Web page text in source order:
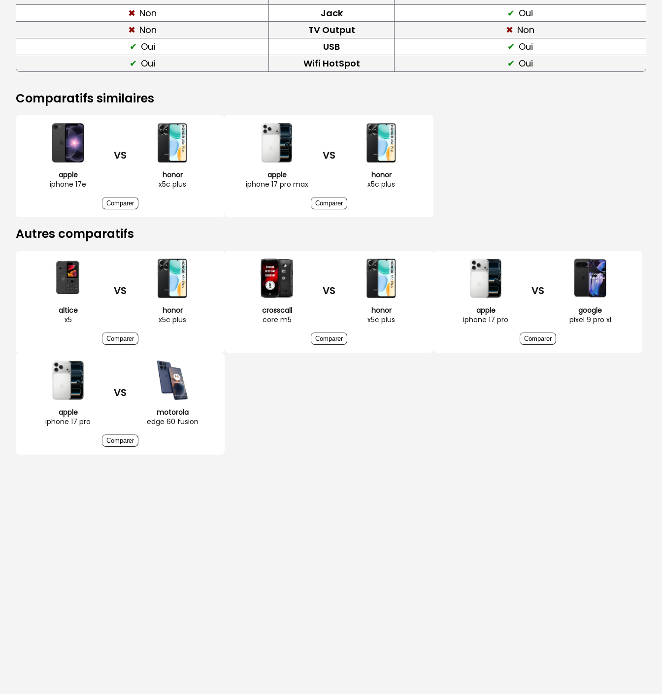
Non
Jack
Oui
Non
TV Output
Non
Oui
USB
Oui
Oui
Wifi HotSpot Oui
Comparatifs similaires
apple
iphone 17e
VS
honor
x5c plus
Comparer
apple
iphone 17 pro max
VS
honor
x5c plus
Comparer
Autres comparatifs
altice
x5
VS
honor
x5c plus
Comparer
crosscall
core m5
VS
honor
x5c plus
Comparer
apple
iphone 17 pro
VS
google
pixel 9 pro xl
Comparer
apple
iphone 17 pro
VS
motorola
edge 60 fusion
Comparer